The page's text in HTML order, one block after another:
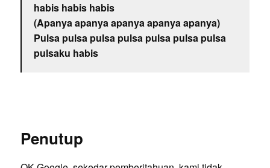
habis habis habis
(Apanya apanya apanya apanya apanya)
Pulsa pulsa pulsa pulsa pulsa pulsa pulsa
pulsaku habis
Penutup